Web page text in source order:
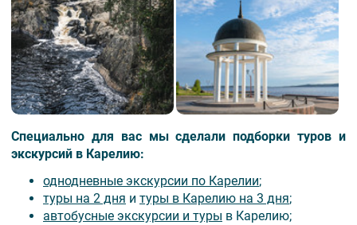
Специально для вас мы сделали подборки туров и
экскурсий в Карелию:
однодневные экскурсии по Карелии;
туры на 2 дня и туры в Карелию на 3 дня;
автобусные экскурсии и туры в Карелию;